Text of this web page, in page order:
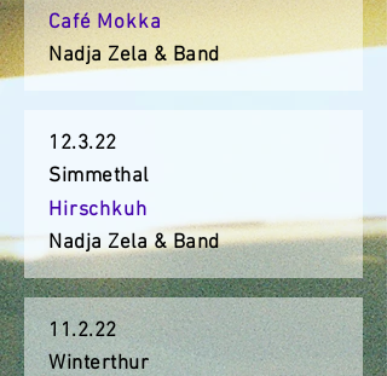
Café Mokka
Nadja Zela & Band
12.3.22
Simmethal
Hirschkuh
Nadja Zela & Band
11.2.22
Winterthur